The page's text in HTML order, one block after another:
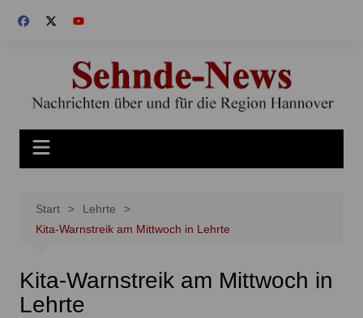
Inhalt
Start
Lehrte
Kita-Warnstreik am Mittwoch in Lehrte
Kita-Warnstreik am Mittwoch in
Lehrte